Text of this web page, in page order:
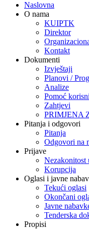
Naslovna
O nama
KUIPTK
Direktor
Kontakt
Dokumenti
Izvještaji
Planovi /
Analize
Pomoć
Zahtjevi
PRIMJENA
Pitanja i odgovori
Pitanja
Odgovori na
Prijave
Nezakonitost
Korupcija
Oglasi i javne
Tekući oglasi
Okončani
Javne
Tenderska
Propisi